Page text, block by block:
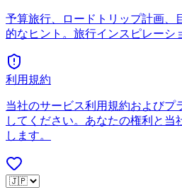
予算旅行、ロードトリップ計画、
的なヒント。旅行インスピレーシ
利用規約
当社のサービス利用規約およびプ
してください。あなたの権利と当
します。